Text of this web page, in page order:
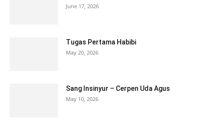
June 17, 2026
Tugas Pertama Habibi
May 20, 2026
Sang Insinyur – Cerpen Uda Agus
May 10, 2026